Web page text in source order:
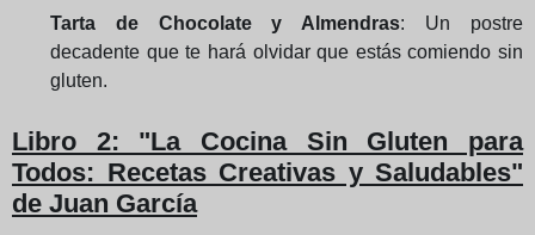
Tarta de Chocolate y Almendras: Un postre
decadente que te hará olvidar que estás comiendo sin
gluten.
Libro 2: "La Cocina Sin Gluten para
Todos: Recetas Creativas y Saludables"
de Juan García